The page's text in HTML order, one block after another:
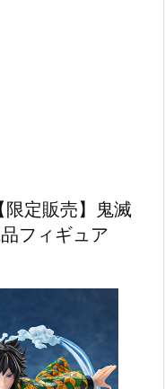
定販売】鬼滅
フィギュア